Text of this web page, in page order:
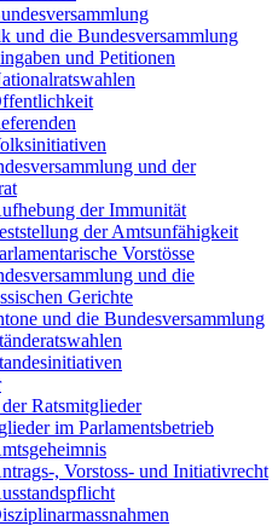
und die Bundesversammlung
und Petitionen
und der
der Immunität
der Amtsunfähigkeit
Vorstösse
und die
Gerichte
und die Bundesversammlung
Ratsmitglieder
im Parlamentsbetrieb
, Vorstoss- und Initiativrecht